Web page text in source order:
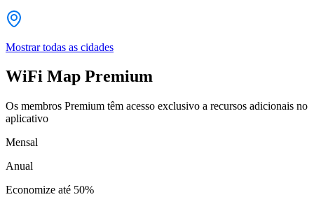
Mostrar todas as cidades
WiFi Map Premium
Os membros Premium têm acesso exclusivo a recursos adicionais no
aplicativo
Mensal
Anual
Economize até 50%